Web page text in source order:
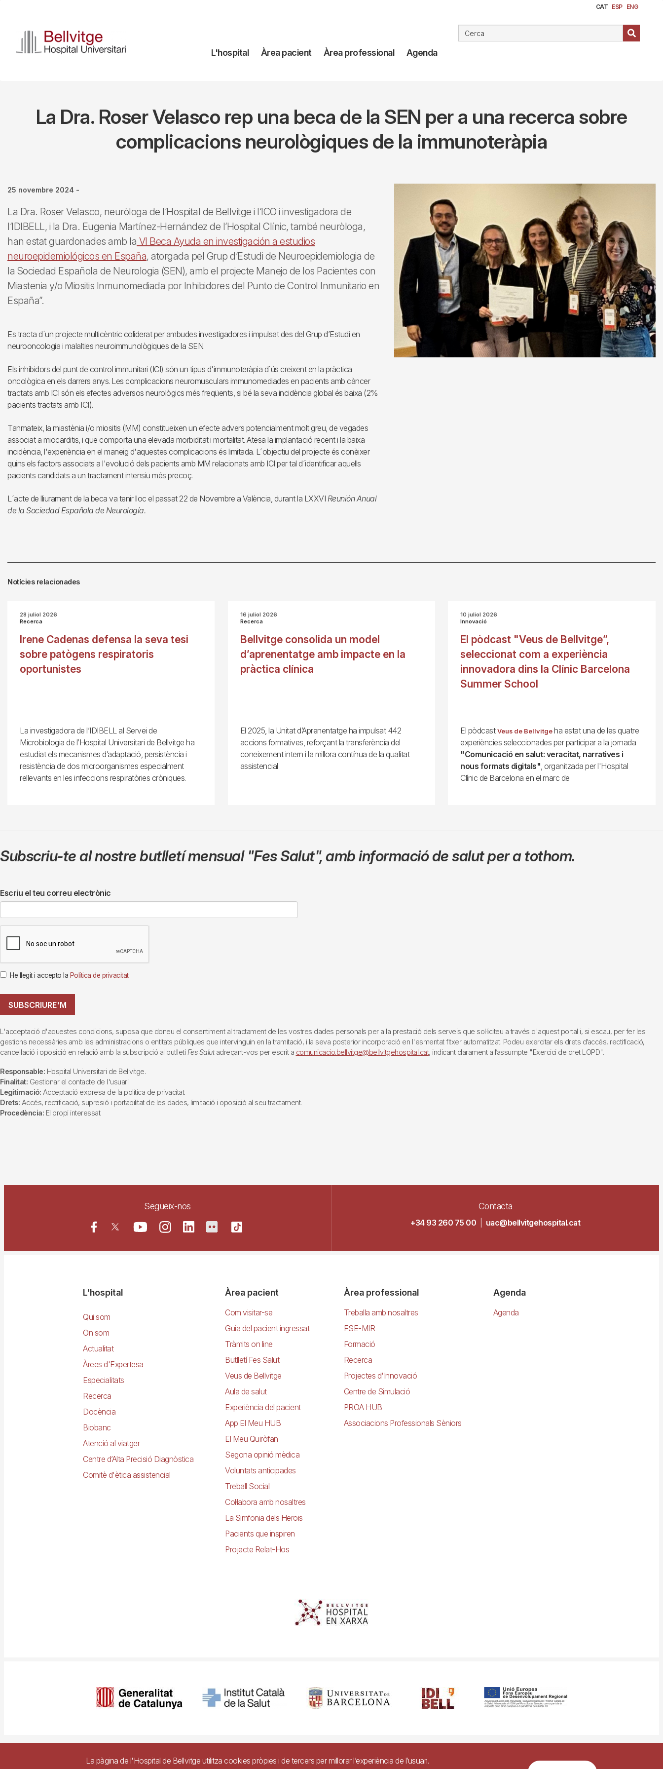
contingut
CAT ESP ENG
Navegación
L'hospital Àrea pacient Àrea professional Agenda
La Dra. Roser Velasco rep una beca de la SEN per a una recerca sobre
complicacions neurològiques de la immunoteràpia
25 novembre 2024 -
La Dra. Roser Velasco, neuròloga de l’Hospital de Bellvitge i l‘ICO i investigadora de
l’IDIBELL, i la Dra. Eugenia Martínez-Hernández de l’Hospital Clínic, també neuròloga,
han estat guardonades amb la VI Beca Ayuda en investigación a estudios
neuroepidemiológicos en España, atorgada pel Grup d’Estudi de Neuroepidemiologia de
la Sociedad Española de Neurologia (SEN), amb el projecte Manejo de los Pacientes con
Miastenia y/o Miositis Inmunomediada por Inhibidores del Punto de Control Inmunitario en
España”.
Es tracta d´un projecte multicèntric coliderat per ambudes investigadores i impulsat des del Grup d’Estudi en
neurooncologia i malalties neuroimmunològiques de la SEN.
Els inhibidors del punt de control immunitari (ICI) són un tipus d'immunoteràpia d´ús creixent en la pràctica
oncològica en els darrers anys. Les complicacions neuromusculars immunomediades en pacients amb càncer
tractats amb ICI són els efectes adversos neurològics més freqüents, si bé la seva incidència global és baixa (2%
pacients tractats amb ICI).
Tanmateix, la miastènia i/o miositis (MM) constitueixen un efecte advers potencialment molt greu, de vegades
associat a miocarditis, i que comporta una elevada morbiditat i mortalitat. Atesa la implantació recent i la baixa
incidència, l'experiència en el maneig d'aquestes complicacions és limitada. L´objectiu del projecte és conèixer
quins els factors associats a l'evolució dels pacients amb MM relacionats amb ICI per tal d´identificar aquells
pacients candidats a un tractament intensiu més precoç.
L´acte de lliurament de la beca va tenir lloc el passat 22 de Novembre a València, durant la LXXVI Reunión Anual
de la Sociedad Española de Neurología.
Notícies relacionades
28 juliol 2026
Recerca
Irene Cadenas defensa la seva tesi
sobre patògens respiratoris
oportunistes
La investigadora de l’IDIBELL al Servei de
Microbiologia de l’Hospital Universitari de Bellvitge ha
estudiat els mecanismes d’adaptació, persistència i
resistència de dos microorganismes especialment
rellevants en les infeccions respiratòries cròniques.
16 juliol 2026
Recerca
Bellvitge consolida un model
d’aprenentatge amb impacte en la
pràctica clínica
El 2025, la Unitat d’Aprenentatge ha impulsat 442
accions formatives, reforçant la transferència del
coneixement intern i la millora contínua de la qualitat
assistencial
10 juliol 2026
Innovació
El pòdcast "Veus de Bellvitge”,
seleccionat com a experiència
innovadora dins la Clínic Barcelona
Summer School
El pòdcast Veus de Bellvitgeha estat una de les quatre
experiències seleccionades per participar a la jornada
"Comunicació en salut: veracitat, narratives i
nous formats digitals", organitzada per l'Hospital
Clínic de Barcelona en el marc de
Subscriu-te al nostre butlletí mensual "Fes Salut",amb informació de salut per a tothom.
Escriu el teu correu electrònic
He llegit i accepto la Política de privacitat
SUBSCRIURE'M
L'acceptació d'aquestes condicions, suposa que doneu el consentiment al tractament de les vostres dades personals per a la prestació dels serveis que sol·liciteu a través d'aquest portal i, si escau, per fer les
gestions necessàries amb les administracions o entitats públiques que intervinguin en la tramitació, i la seva posterior incorporació en l'esmentat fitxer automatitzat. Podeu exercitar els drets d’accés, rectificació,
cancel·lació i oposició en relació amb la subscripció al butlletí Fes Salutadreçant-vos per escrit a comunicacio.bellvitge@bellvitgehospital.cat, indicant clarament a l’assumpte "Exercici de dret LOPD".
Responsable: Hospital Universitari de Bellvitge.
Finalitat: Gestionar el contacte de l'usuari
Legitimació: Acceptació expresa de la política de privacitat.
Drets: Accés, rectificació, supresió i portabilitat de les dades, limitació i oposició al seu tractament.
Procedència: El propi interessat.
Segueix-nos Contacta
+34 93 260 75 00 uac@bellvitgehospital.cat
NavegacióL'hospital
Qui som
On som
Actualitat
Àrees d'Expertesa
Especialitats
Recerca
Docència
Biobanc
Atenció al viatger
Centre d’Alta Precisió Diagnòstica
Comitè d'ètica assistencial
Àrea pacient
Com visitar-se
Guia del pacient ingressat
Tràmits on line
Butlletí Fes Salut
Veus de Bellvitge
Aula de salut
Experiència del pacient
App El Meu HUB
El Meu Quiròfan
Segona opinió mèdica
Voluntats anticipades
Treball Social
Col·labora amb nosaltres
La Simfonia dels Herois
Pacients que inspiren
Projecte Relat-Hos
Àrea professional
Treballa amb nosaltres
FSE-MIR
Formació
Recerca
Projectes d'Innovació
Centre de Simulació
PROA HUB
Associacions Professionals Sèniors
Agenda
Agenda
La pàgina de l'Hospital de Bellvitge utilitza cookies pròpies i de tercers per millorar l’experiència de l’usuari.